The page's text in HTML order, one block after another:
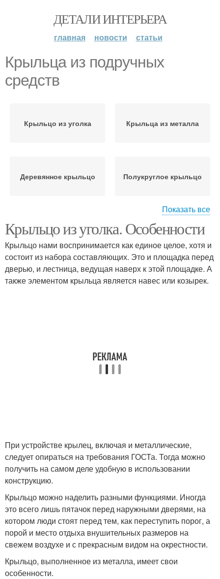
ДЕТАЛИ ИНТЕРЬЕРА
главная новости статьи
Крыльца из подручных
средств
Крыльцо из уголка Крыльца из металла
Деревянное крыльцо Полукруглое крыльцо
Крыльцо из металла Крыльцо из бетона
Показать все
Крыльцо из уголка. Особенности
Крыльцо нами воспринимается как единое целое, хотя и
состоит из набора составляющих. Это и площадка перед
дверью, и лестница, ведущая наверх к этой площадке. А
также элементом крыльца является навес или козырек.
При устройстве крылец, включая и металлические,
следует опираться на требования ГОСТа. Тогда можно
получить на самом деле удобную в использовании
конструкцию.
Крыльцо можно наделить разными функциями. Иногда
это всего лишь пятачок перед наружными дверями, на
котором люди стоят перед тем, как переступить порог, а
порой и место отдыха внушительных размеров на
свежем воздухе и с прекрасным видом на окрестности.
Крыльцо, выполненное из металла, имеет свои
особенности.